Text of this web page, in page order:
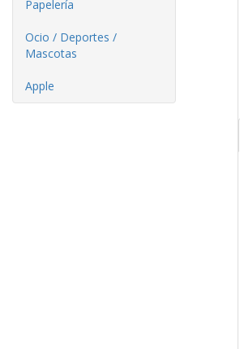
Papelería
Ocio / Deportes /
Mascotas
Apple